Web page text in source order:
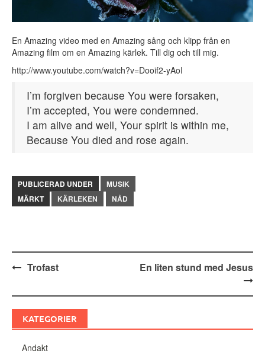
En Amazing video med en Amazing sång och klipp från en
Amazing film om en Amazing kärlek. Till dig och till mig.
http://www.youtube.com/watch?v=Dooif2-yAoI
I’m forgiven because You were forsaken,
I’m accepted, You were condemned.
I am alive and well, Your spirit is within me,
Because You died and rose again.
PUBLICERAD UNDER
MUSIK
MÄRKT
KÄRLEKEN NÅD
Inläggsnavigering
Trofast En liten stund med Jesus
KATEGORIER
Andakt